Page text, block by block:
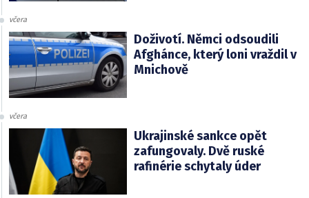
včera
Doživotí. Němci odsoudili
Afghánce, který loni vraždil v
Mnichově
včera
Ukrajinské sankce opět
zafungovaly. Dvě ruské
rafinérie schytaly úder